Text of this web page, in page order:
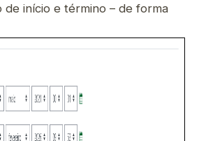
de início e término – de forma